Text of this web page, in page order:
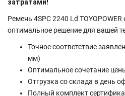
затратами!
Ремень 4SPC 2240 Ld
оптимальное решение для вашей
Точное соответствие
мм)
Оптимальное сочетание
Отгрузка со склада в день
Полный комплект